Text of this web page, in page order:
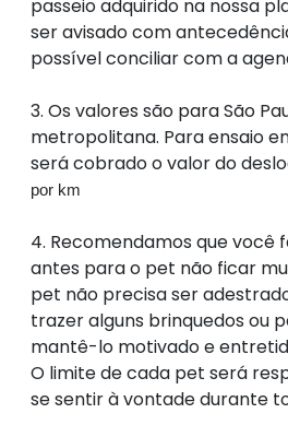
passeio adquirido na nossa
ser avisado com
possível conciliar com a
3. Os valores são para São
metropolitana. Para ensaio
será cobrado o valor do
por km
4. Recomendamos que você
antes para o pet não ficar
pet não precisa ser
trazer alguns brinquedos ou
mantê-lo motivado e
O limite de cada pet será
se sentir à vontade durante